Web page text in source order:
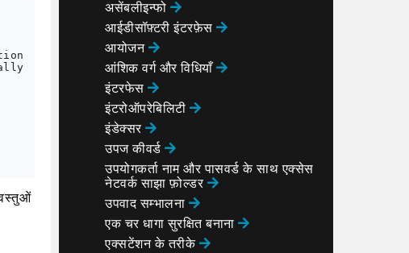
असेंबलीइन्फो
आईडीसॉफ़्टरी इंटरफ़ेस
आयोजन
आंशिक वर्ग और विधियाँ
इंटरफेस
इंटरोऑपरेबिलिटी
इंडेक्सर
उपज कीवर्ड
उपयोगकर्ता नाम और पासवर्ड के साथ एक्सेस
नेटवर्क साझा फ़ोल्डर
उपवाद सम्भालना
एक चर धागा सुरक्षित बनाना
एक्सटेंशन के तरीके